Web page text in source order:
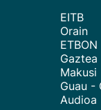
EITB
Orain
ETBON
Gaztea
Makusi
Guau -
Audioa